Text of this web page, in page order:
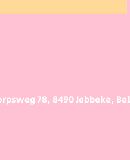
78, 8490 Jabbeke,